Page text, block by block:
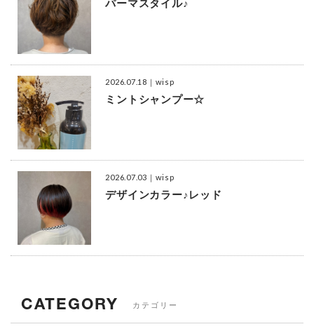
パーマスタイル♪
2026.07.18 ｜wisp
ミントシャンプー☆
2026.07.03 ｜wisp
デザインカラー♪レッド
CATEGORY カテゴリー